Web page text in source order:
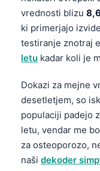
vrednosti blizu
ki primerjajo
testiranje znotraj
letu kadar koli je
Dokazi za mejne
desetletjem, so
populaciji padejo
letu, vendar me
za osteoporozo,
naši dekoder